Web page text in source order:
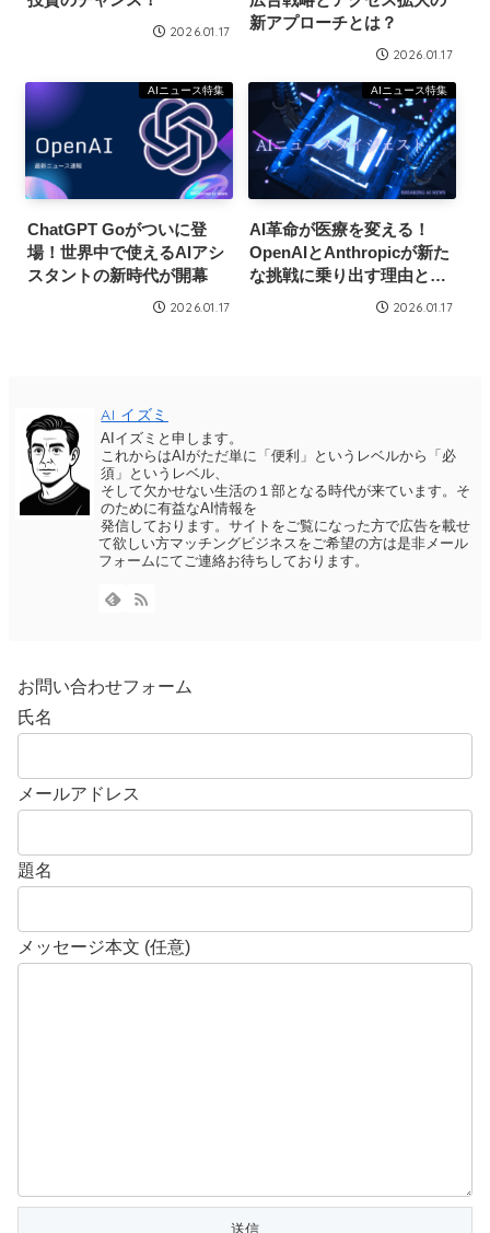
2026.01.17
新アプローチとは？
2026.01.17
AIニュース特集
ChatGPT Goがついに登
場！世界中で使えるAIアシ
スタントの新時代が開幕
2026.01.17
AIニュース特集
AI革命が医療を変える！
OpenAIとAnthropicが新た
な挑戦に乗り出す理由と
2026.01.17
AI イズミ
AIイズミと申します。
これからはAIがただ単に「便利」というレベルから「必
須」というレベル、
そして欠かせない生活の１部となる時代が来ています。そ
のために有益なAI情報を
発信しております。サイトをご覧になった方で広告を載せ
て欲しい方マッチングビジネスをご希望の方は是非メール
フォームにてご連絡お待ちしております。
お問い合わせフォーム
氏名
メールアドレス
題名
メッセージ本文 (任意)